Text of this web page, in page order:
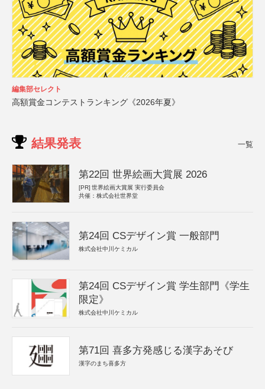
編集部セレクト
高額賞金コンテストランキング《2026年夏》
結果発表 一覧
第22回 世界絵画大賞展 2026
[PR] 世界絵画大賞展 実行委員会
共催：株式会社世界堂
第24回 CSデザイン賞 一般部門
株式会社中川ケミカル
第24回 CSデザイン賞 学生部門《学生
限定》
株式会社中川ケミカル
第71回 喜多方発感じる漢字あそび
漢字のまち喜多方